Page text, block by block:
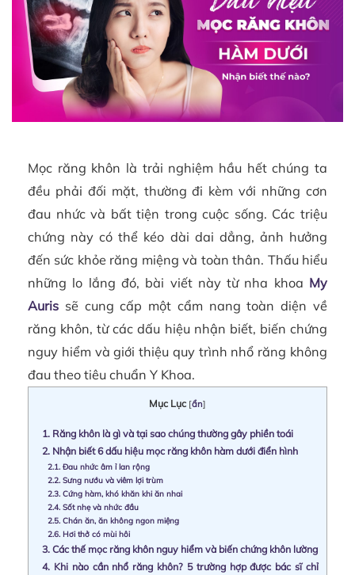
Mọc răng khôn là trải nghiệm hầu hết chúng ta
đều phải đối mặt, thường đi kèm với những cơn
đau nhức và bất tiện trong cuộc sống. Các triệu
chứng này có thể kéo dài dai dẳng, ảnh hưởng
đến sức khỏe răng miệng và toàn thân. Thấu hiểu
những lo lắng đó, bài viết này từ nha khoa My
Auris sẽ cung cấp một cẩm nang toàn diện về
răng khôn, từ các dấu hiệu nhận biết, biến chứng
nguy hiểm và giới thiệu quy trình nhổ răng không
đau theo tiêu chuẩn Y Khoa.
Mục Lục [ẩn]
1. Răng khôn là gì và tại sao chúng thường gây phiền toái
2. Nhận biết 6 dấu hiệu mọc răng khôn hàm dưới điển hình
2.1. Đau nhức âm ỉ lan rộng
2.2. Sưng nướu và viêm lợi trùm
2.3. Cứng hàm, khó khăn khi ăn nhai
2.4. Sốt nhẹ và nhức đầu
2.5. Chán ăn, ăn không ngon miệng
2.6. Hơi thở có mùi hôi
3. Các thế mọc răng khôn nguy hiểm và biến chứng khôn lường
4. Khi nào cần nhổ răng khôn? 5 trường hợp được bác sĩ chỉ